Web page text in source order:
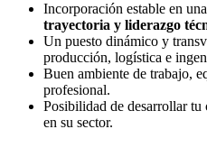
Incorporación estable en una
trayectoria y liderazgo
Un puesto dinámico y
producción, logística e
Buen ambiente de trabajo,
profesional.
Posibilidad de desarrollar tu
en su sector.